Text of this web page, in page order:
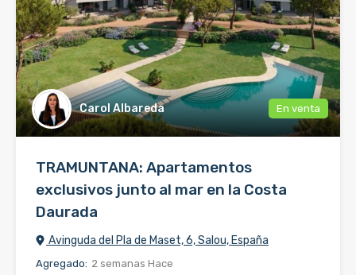
Carol Albareda En venta
TRAMUNTANA: Apartamentos
exclusivos junto al mar en la Costa
Daurada
Avinguda del Pla de Maset, 6, Salou, España
Agregado: 2 semanas Hace